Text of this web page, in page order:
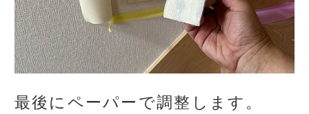
最後にペーパーで調整します。